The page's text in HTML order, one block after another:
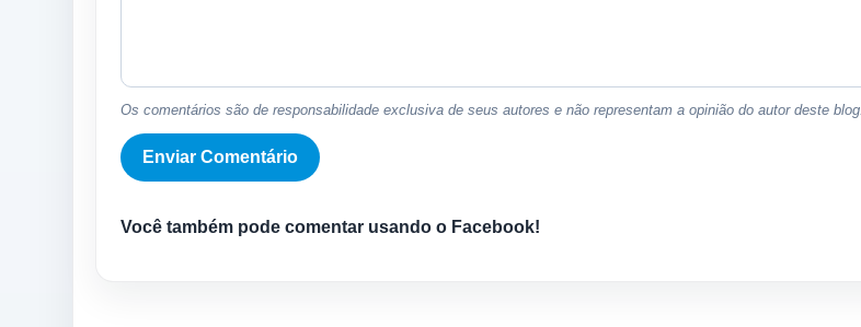
Os comentários são de responsabilidade exclusiva de seus autores e não representam a opinião do autor deste blog.
Você também pode comentar usando o Facebook!